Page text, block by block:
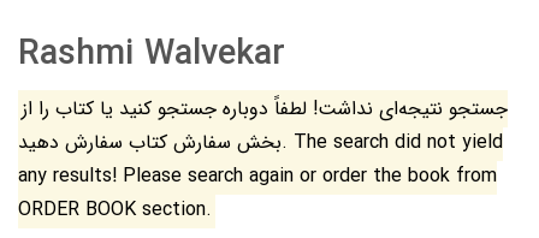
Rashmi Walvekar
جستجو نتیجه‌ای نداشت! لطفاً دوباره جستجو کنید یا کتاب را از
بخش سفارش کتاب سفارش دهید. The search did not yield
any results! Please search again or order the book from
ORDER BOOK section.